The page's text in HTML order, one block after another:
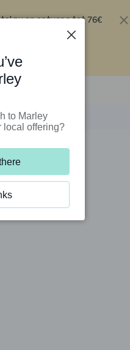
nu en ontvang tot 76€
to Marley
local offering?